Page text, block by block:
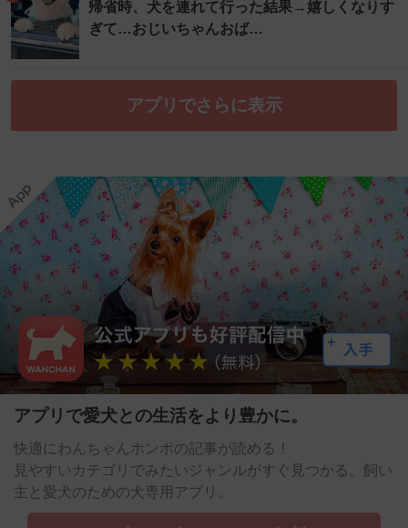
帰省時、犬を連れて行った結果→嬉しくなりす
ぎて…おじいちゃんおば…
アプリでさらに表示
アプリで愛犬との生活をより豊かに。
快適にわんちゃんホンポの記事が読める！
見やすいカテゴリでみたいジャンルがすぐ見つかる。飼い
主と愛犬のための犬専用アプリ。